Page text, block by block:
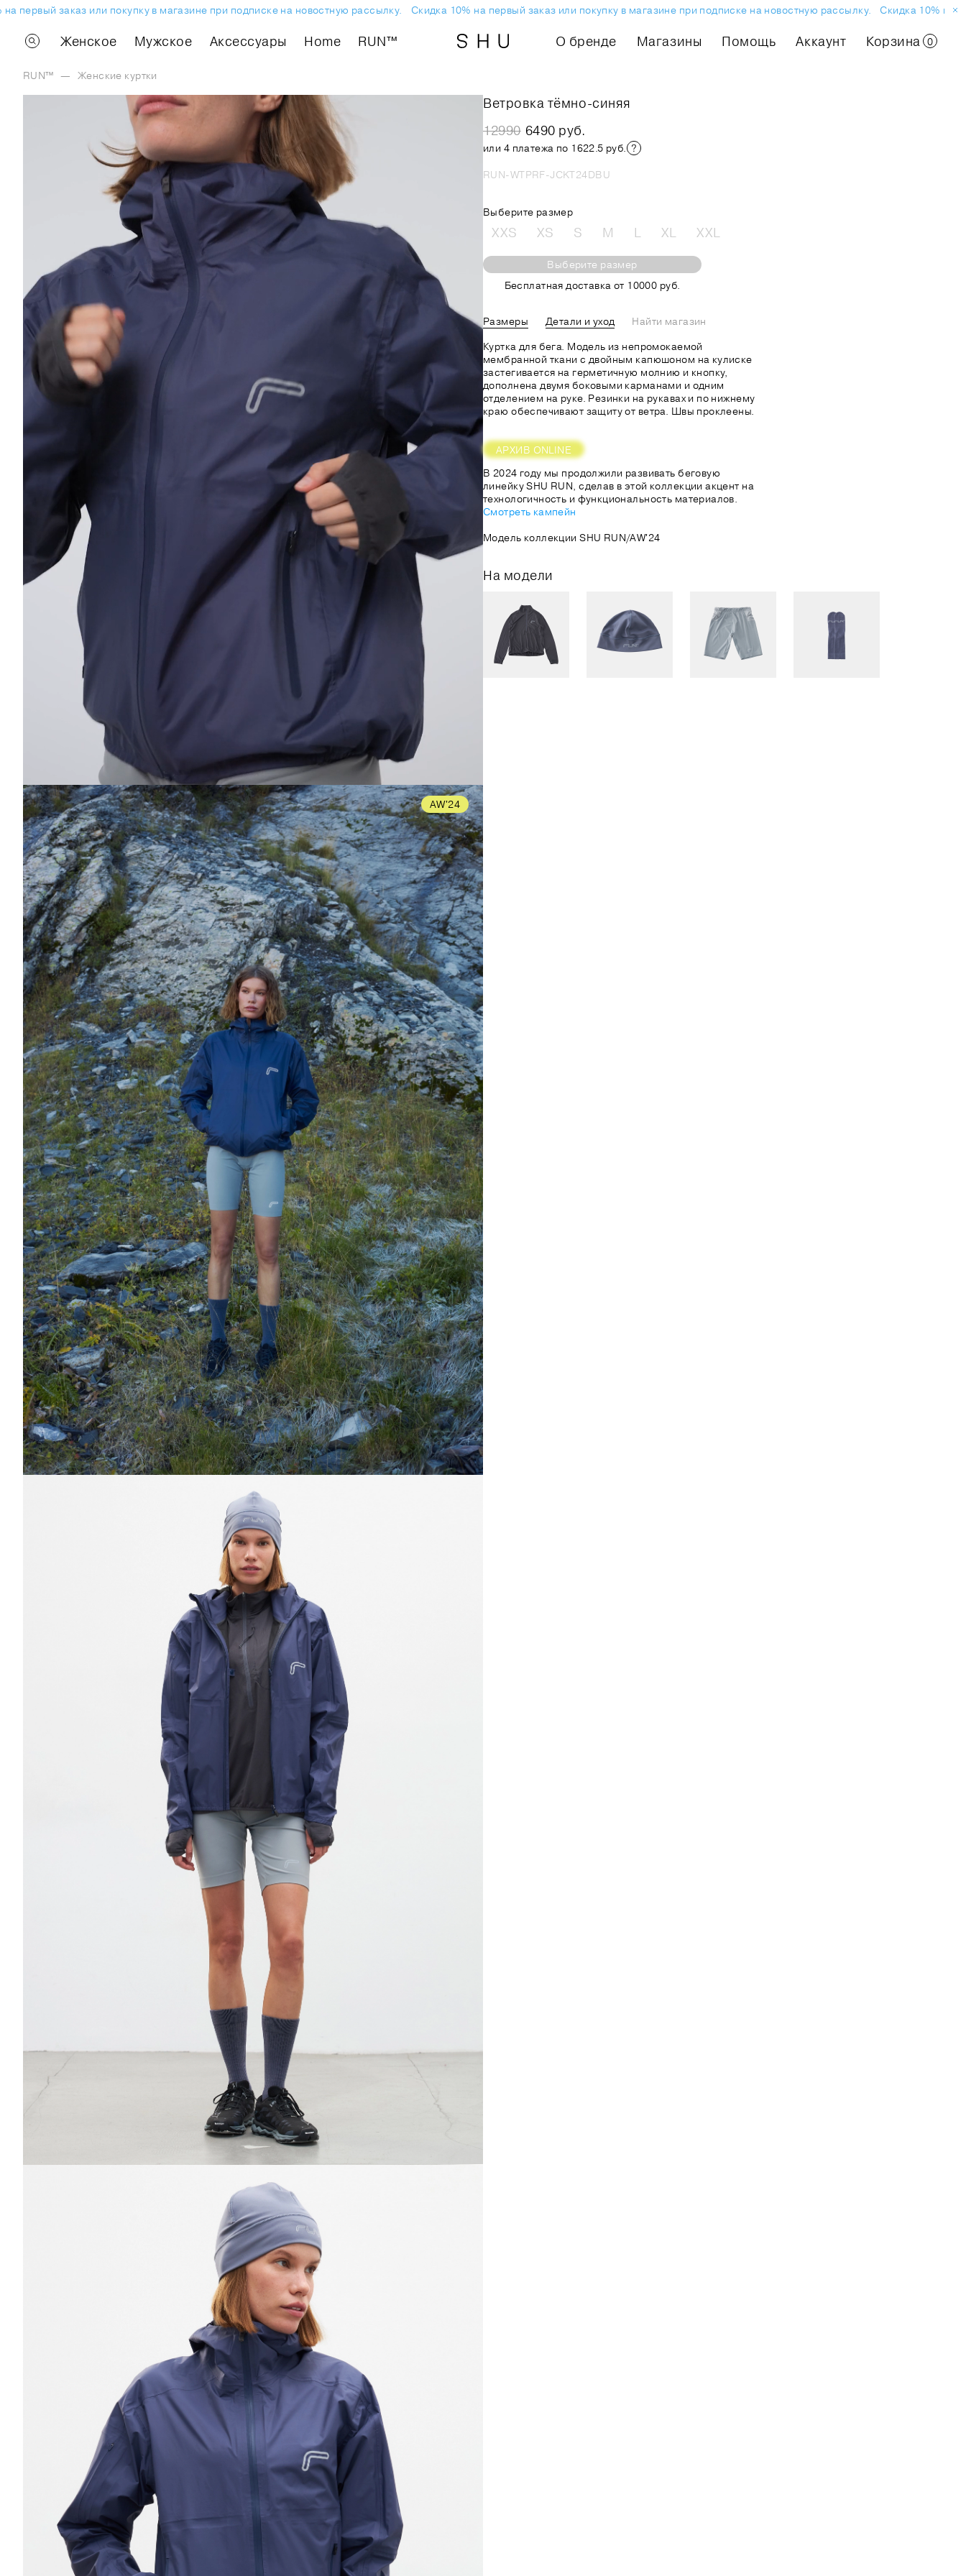
заказ или покупку в магазине при подписке на новостную рассылку. Скидка 10% на первый заказ или покупку в магазине при подписке на новостную рассылку. Скидка 10% на
Женское Мужское Аксессуары Home RUN™ О бренде Магазины Помощь Аккаунт Корзина 0
RUN™ — Женские куртки
AW'24
Ветровка тёмно-синяя
12990 6490 руб.
или 4 платежа по 1622.5 руб.
RUN-WTPRF-JCKT24DBU
Выберите размер
XXS XS S M L XL XXL
Выберите размер
Бесплатная доставка от 10000 руб.
Размеры Детали и уход
Найти магазин
Куртка для бега. Модель из непромокаемой
мембранной ткани с двойным капюшоном на кулиске
застегивается на герметичную молнию и кнопку,
дополнена двумя боковыми карманами и одним
отделением на руке. Резинки на рукавах и по нижнему
краю обеспечивают защиту от ветра. Швы проклеены.
АРХИВ ONLINE
В 2024 году мы продолжили развивать беговую
линейку SHU RUN, сделав в этой коллекции акцент на
технологичность и функциональность материалов.
Смотреть кампейн
Модель коллекции SHU RUN/AW'24
На модели